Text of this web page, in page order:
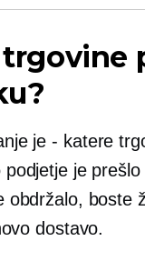
je- katere
podjetje je
obdržalo, boste
dostavo.